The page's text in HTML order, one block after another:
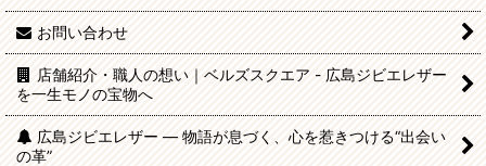
お問い合わせ
店舗紹介・職人の想い｜ベルズスクエア - 広島ジビエレザー
を一生モノの宝物へ
広島ジビエレザー — 物語が息づく、心を惹きつける“出会い
の革”